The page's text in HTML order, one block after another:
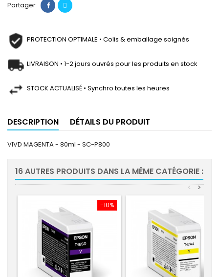
Partager
PROTECTION OPTIMALE • Colis & emballage soignés
LIVRAISON • 1-2 jours ouvrés pour les produits en stock
STOCK ACTUALISÉ • Synchro toutes les heures
DESCRIPTION DÉTAILS DU PRODUIT
VIVD MAGENTA - 80ml - SC-P800
16 AUTRES PRODUITS DANS LA MÊME CATÉGORIE :
>
<
-10%